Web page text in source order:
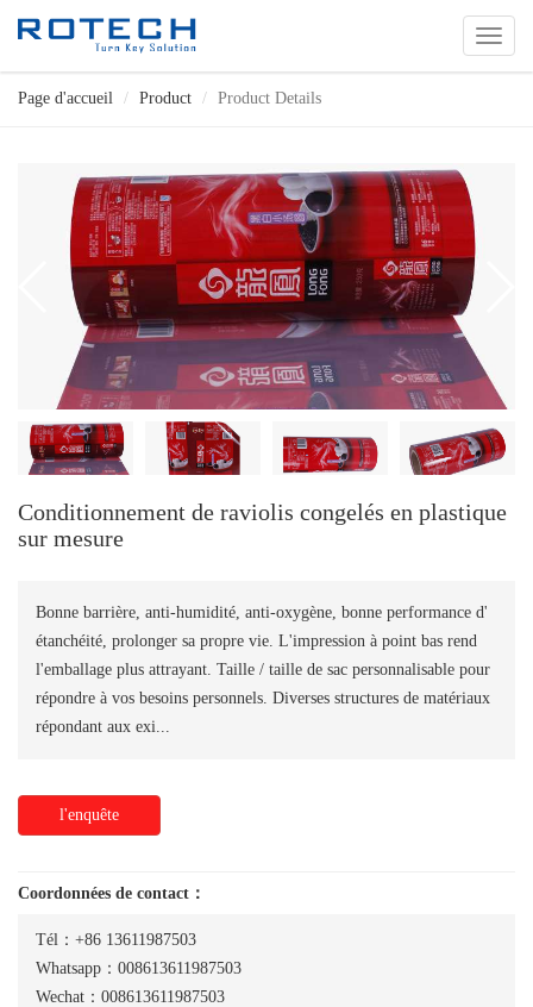
切
换
Page d'accueil Product Product Details
Conditionnement de raviolis congelés en plastique
sur mesure
Bonne barrière, anti-humidité, anti-oxygène, bonne performance d'
étanchéité, prolonger sa propre vie. L'impression à point bas rend
l'emballage plus attrayant. Taille / taille de sac personnalisable pour
répondre à vos besoins personnels. Diverses structures de matériaux
répondant aux exi...
l'enquête
Coordonnées de contact：
Tél：+86 13611987503
Whatsapp：008613611987503
Wechat：008613611987503